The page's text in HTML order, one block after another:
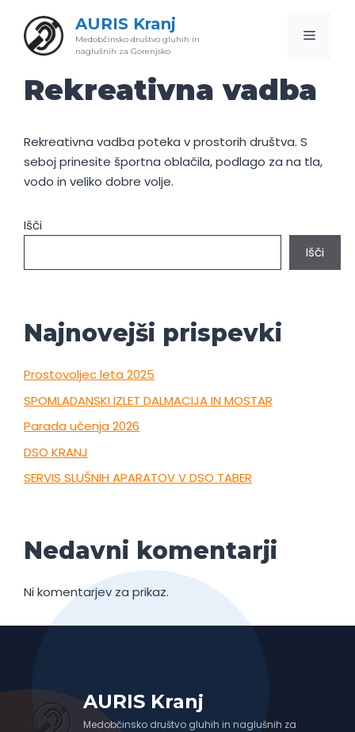
content
AURIS Kranj
Medobčinsko društvo gluhih in
naglušnih za Gorenjsko
Menu
Rekreativna vadba
Rekreativna vadba poteka v prostorih društva. S
seboj prinesite športna oblačila, podlago za na tla,
vodo in veliko dobre volje.
Išči
Išči
Najnovejši prispevki
Prostovoljec leta 2025
SPOMLADANSKI IZLET DALMACIJA IN MOSTAR
Parada učenja 2026
DSO KRANJ
SERVIS SLUŠNIH APARATOV V DSO TABER
Nedavni komentarji
Ni komentarjev za prikaz.
AURIS Kranj
Medobčinsko društvo gluhih in naglušnih za